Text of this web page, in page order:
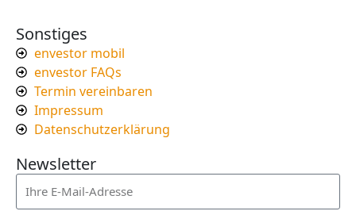
Sonstiges
envestor mobil
envestor FAQs
Termin vereinbaren
Impressum
Datenschutzerklärung
Newsletter